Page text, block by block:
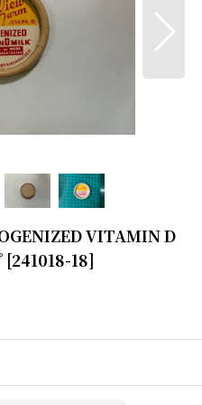
VITAMIN D
[241018-18]